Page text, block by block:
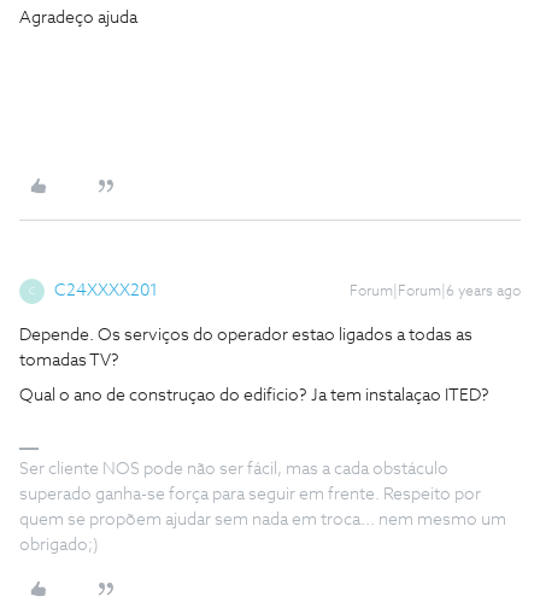
Agradeço ajuda
C C24XXXX201 Forum|Forum|6 years ago
Depende. Os serviços do operador estao ligados a todas as
tomadas TV?
Qual o ano de construçao do edificio? Ja tem instalaçao ITED?
Ser cliente NOS pode não ser fácil, mas a cada obstáculo
superado ganha-se força para seguir em frente. Respeito por
quem se propõem ajudar sem nada em troca... nem mesmo um
obrigado;)